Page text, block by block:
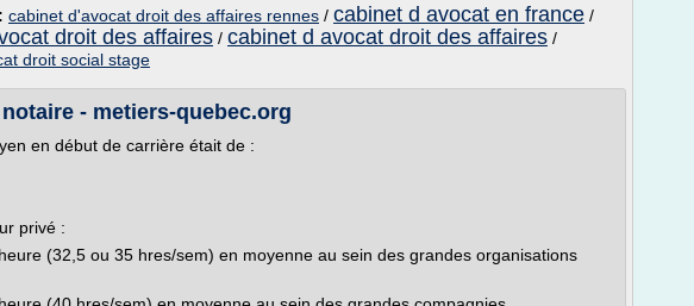
cabinet d'avocat droit des affaires rennes / cabinet d avocat en france /
droit des affaires / cabinet d avocat droit des affaires /
droit social stage
- metiers-quebec.org
en début de carrière était de :
privé :
(32,5 ou 35 hres/sem) en moyenne au sein des grandes organisations